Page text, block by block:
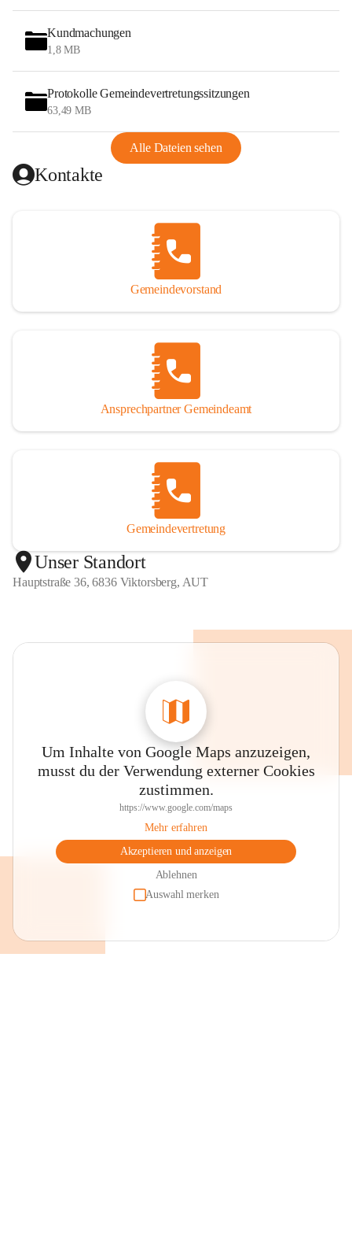
Kundmachungen
1,8 MB
Protokolle Gemeindevertretungssitzungen
63,49 MB
Alle Dateien sehen
Kontakte
Gemeindevorstand
Ansprechpartner Gemeindeamt
Gemeindevertretung
Unser Standort
Hauptstraße 36, 6836 Viktorsberg, AUT
Um Inhalte von Google Maps anzuzeigen,
musst du der Verwendung externer Cookies
zustimmen.
https://www.google.com/maps
Mehr erfahren
Akzeptieren und anzeigen
Ablehnen
Auswahl merken